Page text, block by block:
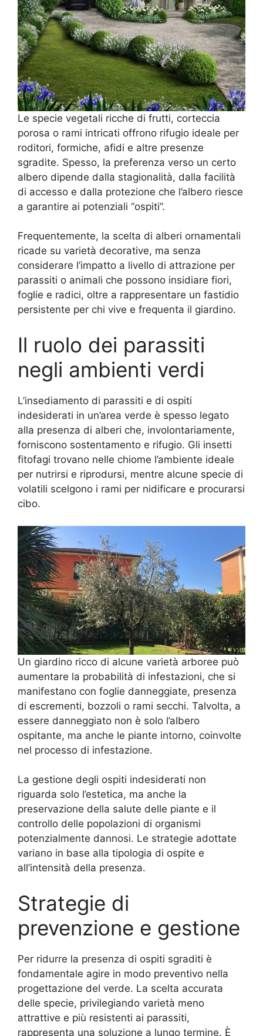
Le specie vegetali ricche di frutti, corteccia
porosa o rami intricati offrono rifugio ideale per
roditori, formiche, afidi e altre presenze
sgradite. Spesso, la preferenza verso un certo
albero dipende dalla stagionalità, dalla facilità
di accesso e dalla protezione che l’albero riesce
a garantire ai potenziali “ospiti”.
Frequentemente, la scelta di alberi ornamentali
ricade su varietà decorative, ma senza
considerare l’impatto a livello di attrazione per
parassiti o animali che possono insidiare fiori,
foglie e radici, oltre a rappresentare un fastidio
persistente per chi vive e frequenta il giardino.
Il ruolo dei parassiti
negli ambienti verdi
L’insediamento di parassiti e di ospiti
indesiderati in un’area verde è spesso legato
alla presenza di alberi che, involontariamente,
forniscono sostentamento e rifugio. Gli insetti
fitofagi trovano nelle chiome l’ambiente ideale
per nutrirsi e riprodursi, mentre alcune specie di
volatili scelgono i rami per nidificare e procurarsi
cibo.
Un giardino ricco di alcune varietà arboree può
aumentare la probabilità di infestazioni, che si
manifestano con foglie danneggiate, presenza
di escrementi, bozzoli o rami secchi. Talvolta, a
essere danneggiato non è solo l’albero
ospitante, ma anche le piante intorno, coinvolte
nel processo di infestazione.
La gestione degli ospiti indesiderati non
riguarda solo l’estetica, ma anche la
preservazione della salute delle piante e il
controllo delle popolazioni di organismi
potenzialmente dannosi. Le strategie adottate
variano in base alla tipologia di ospite e
all’intensità della presenza.
Strategie di
prevenzione e gestione
Per ridurre la presenza di ospiti sgraditi è
fondamentale agire in modo preventivo nella
progettazione del verde. La scelta accurata
delle specie, privilegiando varietà meno
attrattive e più resistenti ai parassiti,
rappresenta una soluzione a lungo termine. È